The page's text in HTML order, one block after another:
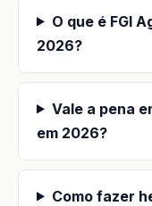
O que é FGI
2026?
Vale a pena
em 2026?
Como fazer